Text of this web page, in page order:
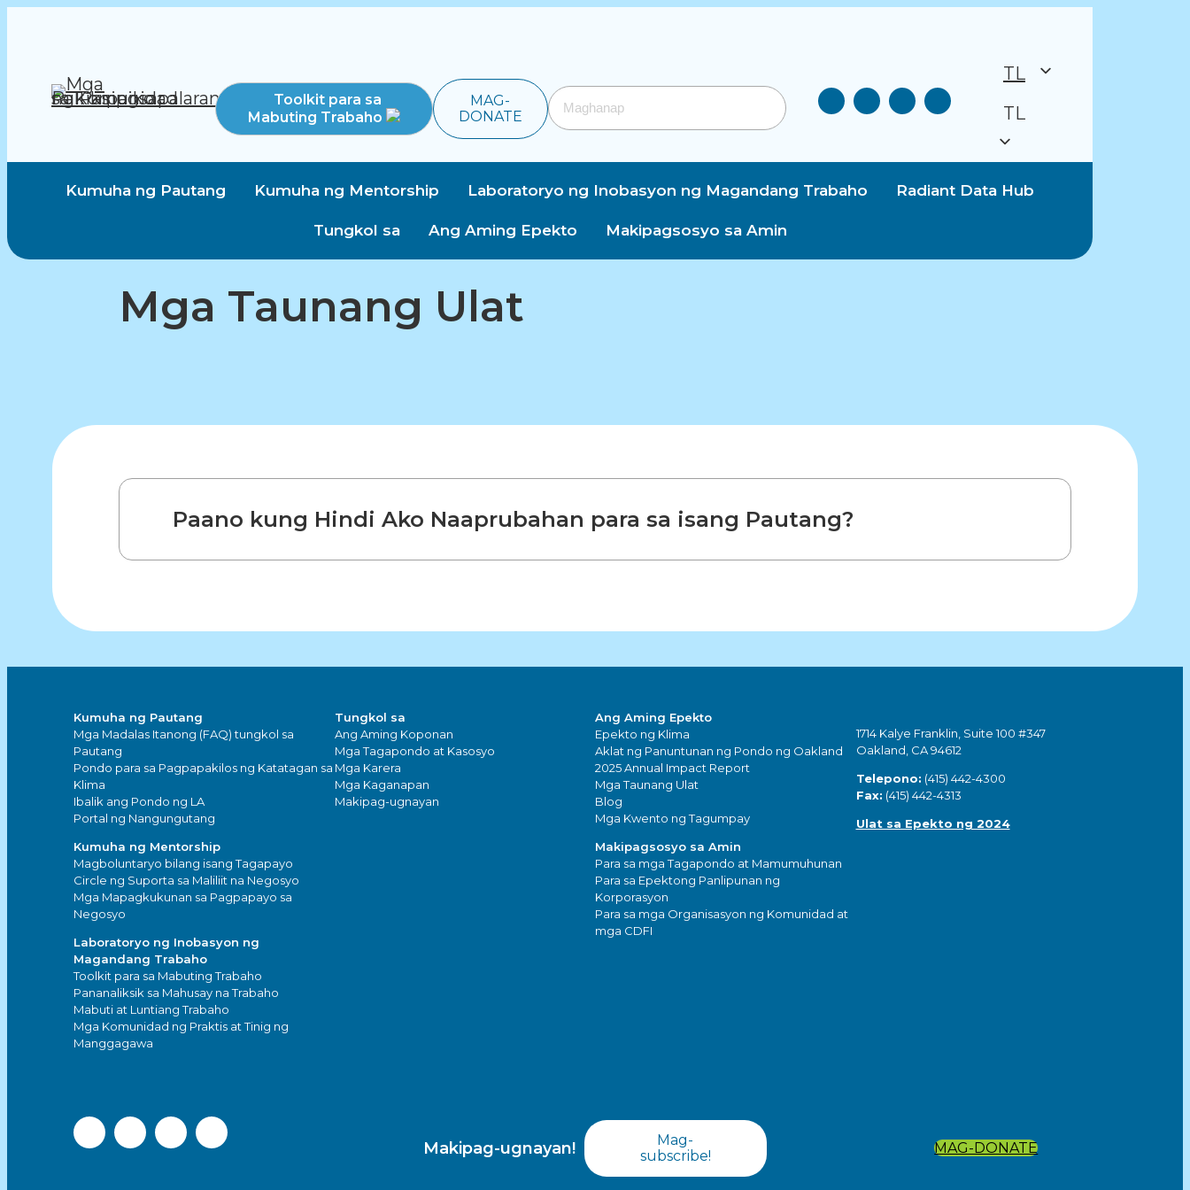
Toolkit para sa
Mabuting Trabaho
MAG-
DONATE
TL
TL
Kumuha ng Pautang Kumuha ng Mentorship Laboratoryo ng Inobasyon ng Magandang Trabaho Radiant Data Hub
Tungkol sa Ang Aming Epekto Makipagsosyo sa Amin
Mga Taunang Ulat
Paano kung Hindi Ako Naaprubahan para sa isang Pautang?
Kumuha ng Pautang
Mga Madalas Itanong (FAQ) tungkol sa
Pautang
Pondo para sa Pagpapakilos ng Katatagan sa
Klima
Ibalik ang Pondo ng LA
Portal ng Nangungutang
Kumuha ng Mentorship
Magboluntaryo bilang isang Tagapayo
Circle ng Suporta sa Maliliit na Negosyo
Mga Mapagkukunan sa Pagpapayo sa
Negosyo
Laboratoryo ng Inobasyon ng
Magandang Trabaho
Toolkit para sa Mabuting Trabaho
Pananaliksik sa Mahusay na Trabaho
Mabuti at Luntiang Trabaho
Mga Komunidad ng Praktis at Tinig ng
Manggagawa
Tungkol sa
Ang Aming Koponan
Mga Tagapondo at Kasosyo
Mga Karera
Mga Kaganapan
Makipag-ugnayan
Ang Aming Epekto
Epekto ng Klima
Aklat ng Panuntunan ng Pondo ng Oakland
2025 Annual Impact Report
Mga Taunang Ulat
Blog
Mga Kwento ng Tagumpay
Makipagsosyo sa Amin
Para sa mga Tagapondo at Mamumuhunan
Para sa Epektong Panlipunan ng
Korporasyon
Para sa mga Organisasyon ng Komunidad at
mga CDFI
1714 Kalye Franklin, Suite 100 #347
Oakland, CA 94612
Telepono: (415) 442-4300
Fax: (415) 442-4313
Ulat sa Epekto ng 2024
Makipag-ugnayan!
Mag-
subscribe!
MAG-DONATE